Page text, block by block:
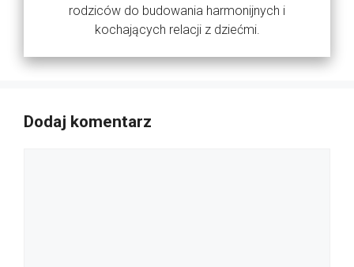
rodziców do budowania harmonijnych i
kochających relacji z dziećmi.
Dodaj komentarz